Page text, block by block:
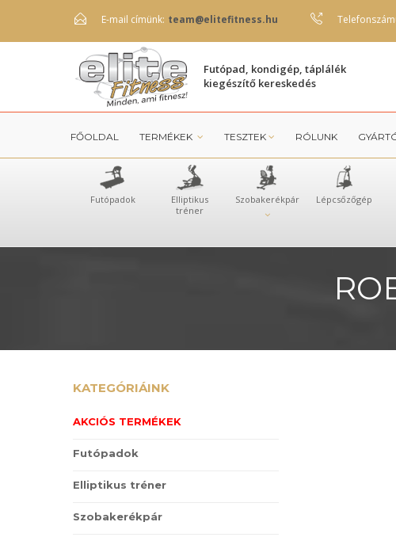
E-mail címünk: team@elitefitness.hu
Futópad, kondigép, táplálék
kiegészítő kereskedés
FŐOLDAL TERMÉKEK TESZTEK RÓLUNK
Futópadok
Elliptikus
tréner
Szobakerékpár Lépcsőzőgép
KATEGÓRIÁINK
AKCIÓS TERMÉKEK
Futópadok
Elliptikus tréner
Szobakerékpár